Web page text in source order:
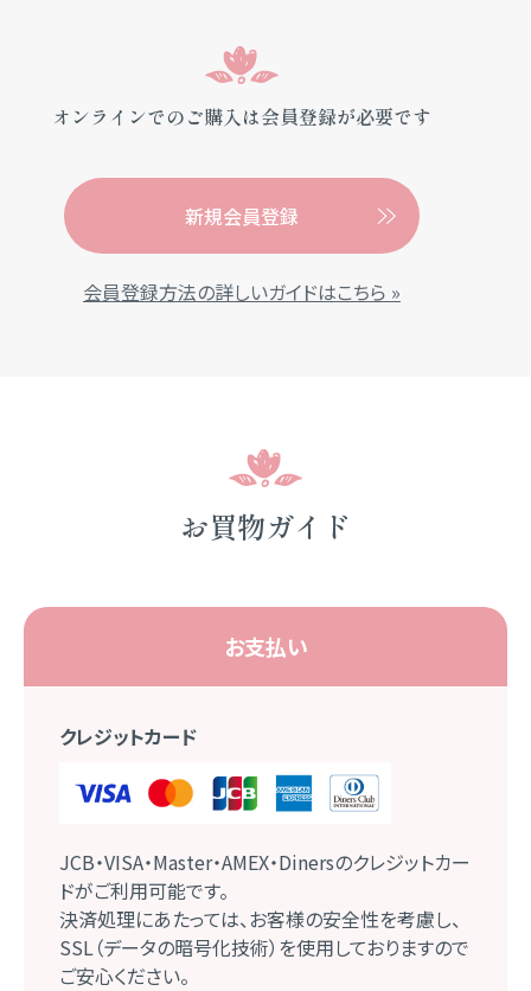
オンラインでのご購入は会員登録が必要です
新規会員登録
会員登録方法の詳しいガイドはこちら »
お買物ガイド
お支払い
クレジットカード
JCB・VISA・Master・AMEX・Dinersのクレジットカー
ドがご利用可能です。
決済処理にあたっては、お客様の安全性を考慮し、
SSL（データの暗号化技術）を使用しておりますので
ご安心ください。